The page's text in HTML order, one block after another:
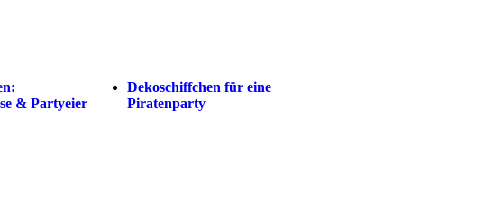
& Partyeier
Dekoschiffchen für eine
Piratenparty